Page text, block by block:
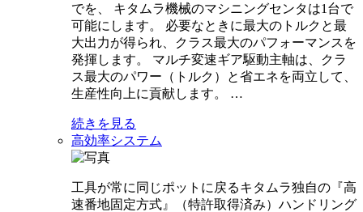
でを、 キタムラ機械のマシニングセンタは1台で
可能にします。 必要なときに最大のトルクと最
大出力が得られ、クラス最大のパフォーマンスを
発揮します。 マルチ変速ギア駆動主軸は、クラ
ス最大のパワー（トルク）と省エネを両立して、
生産性向上に貢献します。 …
続きを見る
高効率システム
工具が常に同じポットに戻るキタムラ独自の『高
速番地固定方式』（特許取得済み）ハンドリング